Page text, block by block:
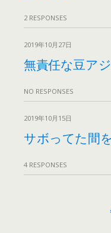
2 RESPONSES
2019年10月27日
無責任な豆ア
NO RESPONSES
2019年10月15日
サボってた間
4 RESPONSES